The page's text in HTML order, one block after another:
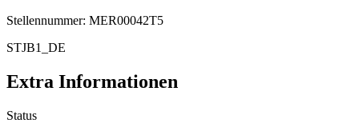
Stellennummer: MER00042T5
STJB1_DE
Extra Informationen
Status